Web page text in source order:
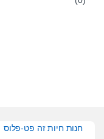
0
חנות חיות זה פט-פלוס